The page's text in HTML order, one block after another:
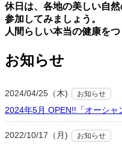
休⽇は、各地の美しい⾃
参加してみましょう。
⼈間らしい本当の健康をつ
お知らせ
2024/04/25（木) お知らせ
2024年5月 OPEN!!「オーシャ
2022/10/17（月) お知らせ